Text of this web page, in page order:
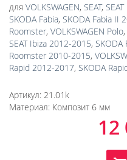
для VOLKSWAGEN, SEAT,
SKODA Fabia, SKODA Fabia II
Roomster, VOLKSWAGEN Polo,
SEAT Ibiza 2012-2015,
Roomster 2010-2015,
Rapid 2012-2017, SKODA
Артикул: 21.01k
Материал: Композит 6 мм
12